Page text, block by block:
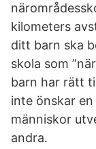
kilometers
ditt barn ska
skola som
barn har rätt
inte önskar
människor
andra.